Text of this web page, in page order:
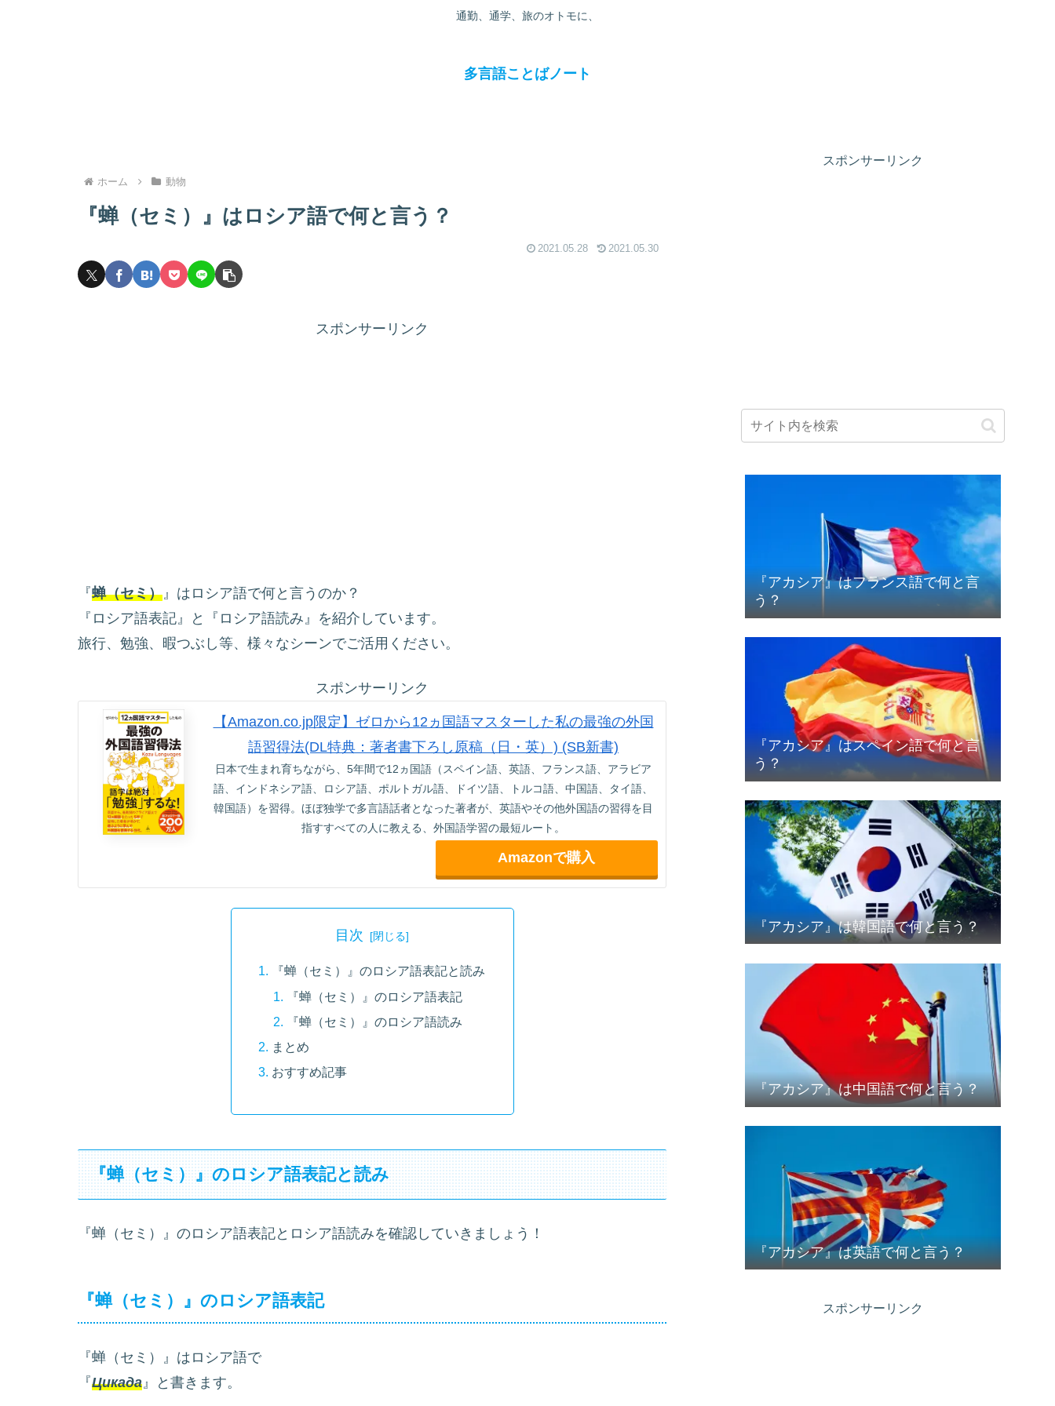
通勤、通学、旅のオトモに、
多言語ことばノート
ホーム 動物
『蝉（セミ）』はロシア語で何と言う？
2021.05.28 2021.05.30
スポンサーリンク
『蝉（セミ） 』はロシア語で何と言うのか？
『ロシア語表記』と『ロシア語読み』を紹介しています。
旅行、勉強、暇つぶし等、様々なシーンでご活用ください。
スポンサーリンク
【Amazon.co.jp限定】ゼロから12ヵ国語マスターした私の最強の外国
語習得法(DL特典：著者書下ろし原稿（日・英）) (SB新書)
日本で生まれ育ちながら、5年間で12ヵ国語（スペイン語、英語、フランス語、アラビア
語、インドネシア語、ロシア語、ポルトガル語、ドイツ語、トルコ語、中国語、タイ語、
韓国語）を習得。ほぼ独学で多言語話者となった著者が、英語やその他外国語の習得を目
指すすべての人に教える、外国語学習の最短ルート。
Amazonで購入
目次
『蝉（セミ）』のロシア語表記と読み
『蝉（セミ）』のロシア語表記
『蝉（セミ）』のロシア語読み
まとめ
おすすめ記事
『蝉（セミ）』のロシア語表記と読み
『蝉（セミ）』のロシア語表記とロシア語読みを確認していきましょう！
『蝉（セミ）』のロシア語表記
『蝉（セミ）』はロシア語で
『Цикада 』と書きます。
スポンサーリンク
『アカシア』はフランス語で何と言
う？
『アカシア』はスペイン語で何と言
う？
『アカシア』は韓国語で何と言う？
『アカシア』は中国語で何と言う？
『アカシア』は英語で何と言う？
スポンサーリンク